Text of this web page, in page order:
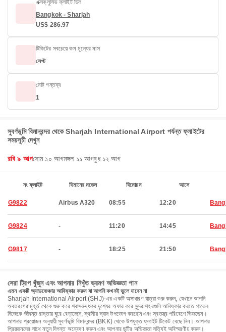
এক্সক্লুসিভ ফ্লাইট ডিল
Bangkok - Sharjah
US$ 286.97
টিকিটের সবচেয়ে কম মূল্যের মাস
সেপ্ট
মোট গন্তব্য
1
সুবর্ণভূমি বিমানবন্দর থেকে Sharjah International Airport পর্যন্ত ফ্লাইটের
সময়সূচী দেখুন
রবি ৯ আগসোম ১০ আগমঙ্গল ১১ আগবুধ ১২ আগ
নং ফ্লাইট বিমানের মডেল বিমোচন আসে
G9822 Airbus A320 08:55 12:20
G9824 - 11:20 14:45
G9817 - 18:25 21:50
সেরা ট্রিপ খুঁজুন এবং আপনার নিখুঁত ভ্রমণ অভিজ্ঞতা পান
এমন একটি অ্যাডভেঞ্চার আবিষ্কার করুন যা আপনি কখনই ভুলে যাবেন না
Sharjah International Airport (SHJ)-এর একটি অসাধারণ যাত্রা শুরু করুন, যেখানে আপনি
অবতরণের মুহূর্ত থেকে শুরু করে শ্বাসরুদ্ধকর দৃশ্যের অফার করে সুন্দর শহরগুলি আবিষ্কার করতে পারেন৷
নিজেকে জীবন্ত রাস্তায় ঘুরে বেড়াচ্ছেন, স্থানীয় স্বাদ উপভোগ করছেন এবং স্বতন্ত্র পরিবেশে ভিজছেন।
আপনার প্রয়োজন অনুযায়ী সুবর্ণভূমি বিমানবন্দর (BKK) থেকে উপযুক্ত ফ্লাইট টিকেট বেছে নিন। আপনার
প্রিয়জনদের সাথে নতুন দিগন্ত অন্বেষণ করুন এবং আপনার ছুটির অভিজ্ঞতা সত্যিই অবিস্মরণীয় করুন।